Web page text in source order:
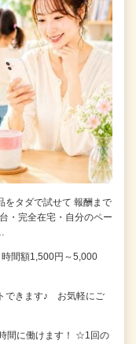
タダで試せて 報酬まで
・完全在宅・自分のペー
間額1,500円～5,000
できます♪ お気軽にご
間に働けます！ ☆1回の